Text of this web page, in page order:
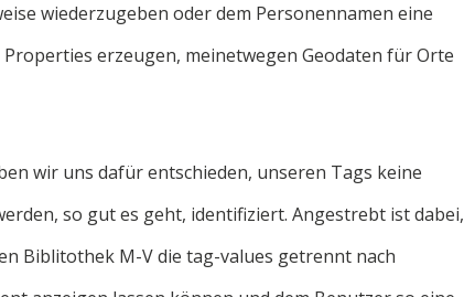
wiederzugeben oder dem Personennamen eine
erzeugen, meinetwegen Geodaten für Orte
wir uns dafür entschieden, unseren Tags keine
so gut es geht, identifiziert. Angestrebt ist dabei,
Biblitothek M-V die tag-values getrennt nach